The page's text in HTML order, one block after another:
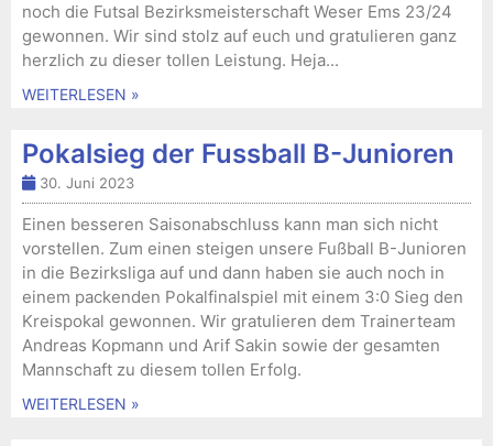
noch die Futsal Bezirksmeisterschaft Weser Ems 23/24
gewonnen. Wir sind stolz auf euch und gratulieren ganz
herzlich zu dieser tollen Leistung. Heja...
WEITERLESEN »
Pokalsieg der Fussball B-Junioren
30. Juni 2023
Einen besseren Saisonabschluss kann man sich nicht
vorstellen. Zum einen steigen unsere Fußball B-Junioren
in die Bezirksliga auf und dann haben sie auch noch in
einem packenden Pokalfinalspiel mit einem 3:0 Sieg den
Kreispokal gewonnen. Wir gratulieren dem Trainerteam
Andreas Kopmann und Arif Sakin sowie der gesamten
Mannschaft zu diesem tollen Erfolg.
WEITERLESEN »